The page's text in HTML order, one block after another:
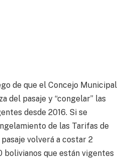
de que el Concejo Municipal
del pasaje y “congelar” las
desde 2016. Si se
de las Tarifas de
volverá a costar 2
bolivianos que están vigentes